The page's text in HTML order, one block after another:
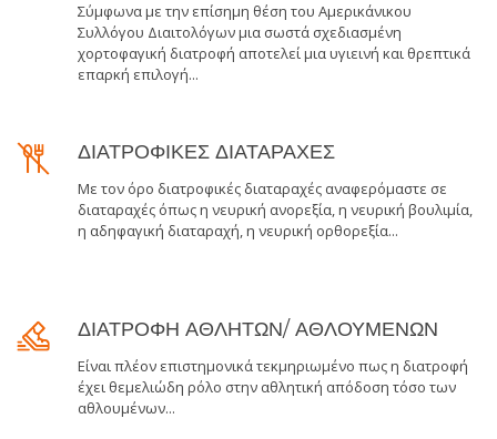
Σύμφωνα με την επίσημη θέση του Αμερικάνικου
Συλλόγου Διαιτολόγων μια σωστά σχεδιασμένη
χορτοφαγική διατροφή αποτελεί μια υγιεινή και θρεπτικά
επαρκή επιλογή...
ΔΙΑΤΡΟΦΙΚΕΣ ΔΙΑΤΑΡΑΧΕΣ
Με τον όρο διατροφικές διαταραχές αναφερόμαστε σε
διαταραχές όπως η νευρική ανορεξία, η νευρική βουλιμία,
η αδηφαγική διαταραχή, η νευρική ορθορεξία...
ΔΙΑΤΡΟΦΗ ΑΘΛΗΤΩΝ/ ΑΘΛΟΥΜΕΝΩΝ
Είναι πλέον επιστημονικά τεκμηριωμένο πως η διατροφή
έχει θεμελιώδη ρόλο στην αθλητική απόδοση τόσο των
αθλουμένων...